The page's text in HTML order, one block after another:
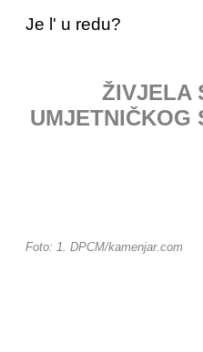
Je l' u redu?
ŽIVJELA
UMJETNIČKOG
Foto: 1. DPCM/kamenjar.com